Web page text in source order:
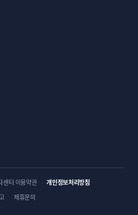
센터 이용약관
개인정보처리방침
제휴문의